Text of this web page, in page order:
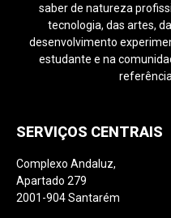
saber de natureza
tecnologia, das artes,
desenvolvimento
estudante e na
SERVIÇOS CENTRAIS
Complexo Andaluz,
Apartado 279
2001-904 Santarém